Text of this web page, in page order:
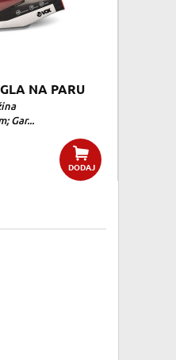
NA PARU
Gar...
DODAJ